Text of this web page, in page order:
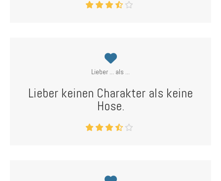
Lieber ... als ...
Lieber keinen Charakter als keine
Hose.